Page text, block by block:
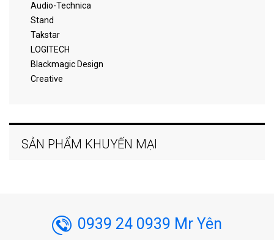
Audio-Technica
Stand
Takstar
LOGITECH
Blackmagic Design
Creative
SẢN PHẨM KHUYẾN MẠI
0939 24 0939 Mr Yên